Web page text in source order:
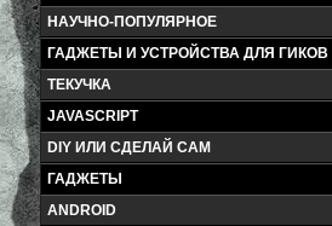
НАУЧНО-ПОПУЛЯРНОЕ
ГАДЖЕТЫ И УСТРОЙСТВА ДЛЯ ГИКОВ
ТЕКУЧКА
JAVASCRIPT
DIY ИЛИ СДЕЛАЙ САМ
ГАДЖЕТЫ
ANDROID